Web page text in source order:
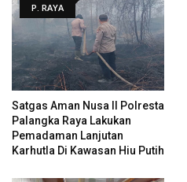
P. RAYA
Satgas Aman Nusa II Polresta
Palangka Raya Lakukan
Pemadaman Lanjutan
Karhutla Di Kawasan Hiu Putih